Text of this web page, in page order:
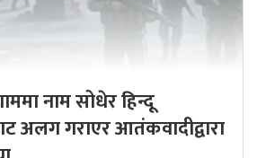
नाम सोधेर हिन्दू
अलग गराएर आतंकवादीद्वारा